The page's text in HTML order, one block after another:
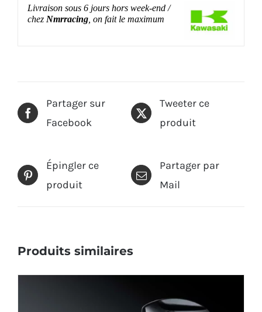
Livraison sous 6 jours hors week-end /
chez Nmrracing, on fait le maximum
Partager sur
Facebook
Tweeter ce
produit
Épingler ce
produit
Partager par
Mail
Produits similaires